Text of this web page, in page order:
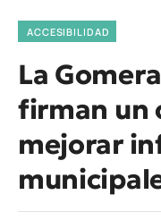
ACCESIBILIDAD
La
firman un
mejorar